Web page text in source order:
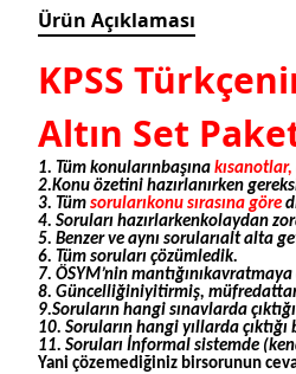
Ürün Açıklaması
KPSS
Altın Set
1. Tüm konularınbaşına
2.Konu özetini hazırlanırken
3. Tüm sorularıkonu sırasına göre
4. Soruları hazırlarkenkolaydan
5. Benzer ve aynı sorularıalt alta
6. Tüm soruları çözümledik.
7. ÖSYM’nin mantığınıkavratmaya
8. Güncelliğiniyitirmiş,
9.Soruların hangi sınavlarda
10. Soruların hangi yıllarda
11. Soruları İnformal sistemde
Yani çözemediğiniz birsorunun